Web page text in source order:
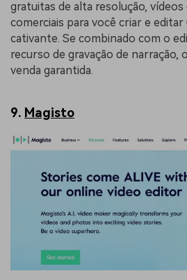
gratuitas de alta resolução, vídeos
comerciais para você criar e
cativante. Se combinado com o
recurso de gravação de narração,
venda garantida.
9. Magisto